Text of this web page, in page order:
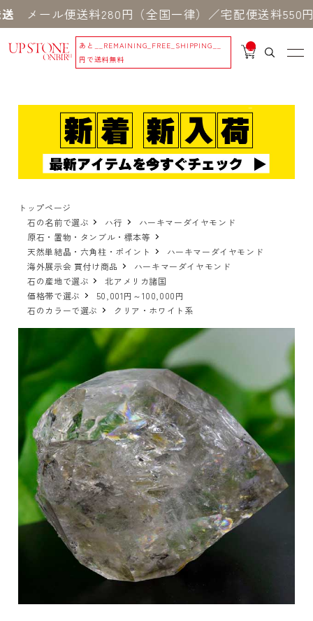
便送料280円（全国一律）／宅配便送料550円 ※一
あと
__REMAINING_FREE_SHIPPING__
円で送料無料
__
IT
_
トップページ
石の名前で選ぶ
ハ行
ハーキマーダイヤモンド
原石・置物・タンブル・標本等
天然単結晶・六角柱・ポイント
ハーキマーダイヤモンド
海外展示会 買付け商品
ハーキマーダイヤモンド
石の産地で選ぶ
北アメリカ諸国
価格帯で選ぶ
50,001円～100,000円
石のカラーで選ぶ
クリア・ホワイト系